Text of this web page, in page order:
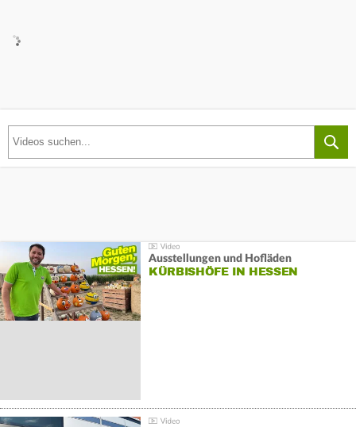
Ausstellungen und Hofläden
KÜRBISHÖFE IN HESSEN